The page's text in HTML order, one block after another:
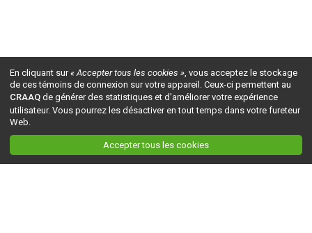
En cliquant sur« Accepter tous les cookies », vous acceptez le stockage
de ces témoins de connexion sur votre appareil. Ceux-ci permettent au
CRAAQ de générer des statistiques et d'améliorer votre expérience
utilisateur. Vous pourrez les désactiver en tout temps dans votre fureteur
Web.
Accepter tous les cookies